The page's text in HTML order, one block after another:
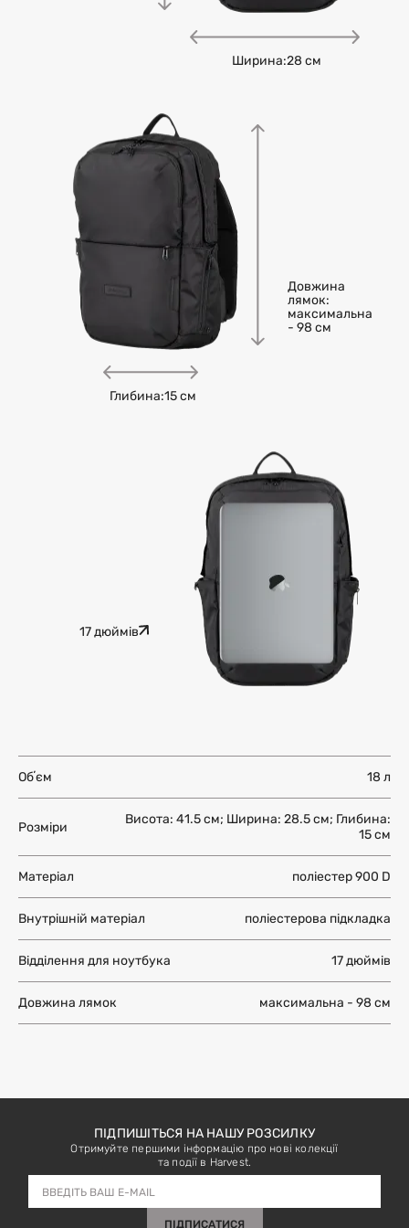
Ширина:28 см
Глибина:15 см
Довжина
лямок:
максимальна
- 98 см
17 дюймів
Обʼєм 18 л
Розміри Висота: 41.5 см; Ширина: 28.5 см; Глибина:
15 см
Матеріал поліестер 900 D
Внутрішній матеріал поліестерова підкладка
Відділення для ноутбука 17 дюймів
Довжина лямок максимальна - 98 см
ПІДПИШІТЬСЯ НА НАШУ РОЗСИЛКУ
Отримуйте першими інформацію про нові колекції
та події в Harvest.